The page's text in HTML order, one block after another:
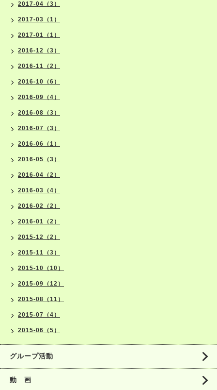
2017-04（3）
2017-03（1）
2017-01（1）
2016-12（3）
2016-11（2）
2016-10（6）
2016-09（4）
2016-08（3）
2016-07（3）
2016-06（1）
2016-05（3）
2016-04（2）
2016-03（4）
2016-02（2）
2016-01（2）
2015-12（2）
2015-11（3）
2015-10（10）
2015-09（12）
2015-08（11）
2015-07（4）
2015-06（5）
グループ活動
動 画